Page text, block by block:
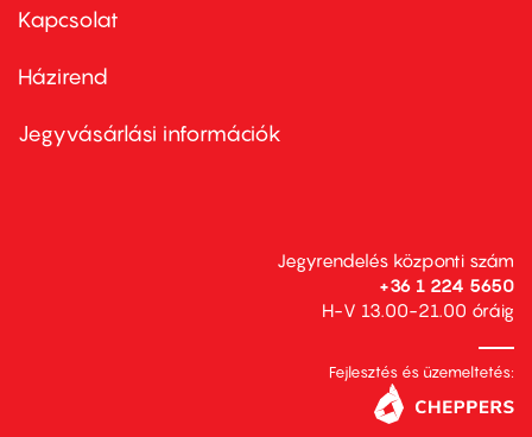
firstKapcsolat
Footer
second
Házirend
Jegyvásárlási információk
Jegyrendelés központi szám
+36 1 224 5650
H-V 13.00-21.00 óráig
Fejlesztés és üzemeltetés: